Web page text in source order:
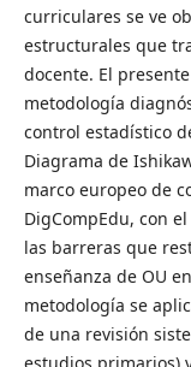
curriculares se ve
estructurales que
docente. El
metodología
control estadístico
Diagrama de
marco europeo de
DigCompEdu, con
las barreras que
enseñanza de OU
metodología se
de una revisión